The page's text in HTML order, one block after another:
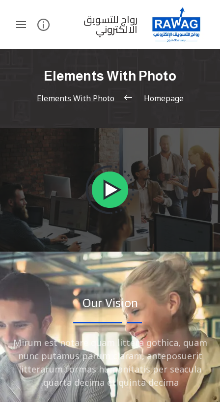
رواج للتسويق
الالكتروني
Elements With Photo
Homepage
Elements With Photo
Our Vision
Mirum est notare quam littera gothica, quam
nunc putamus parum claram, anteposuerit
litterarum formas humanitatis per seacula
quarta decima et quinta decima.